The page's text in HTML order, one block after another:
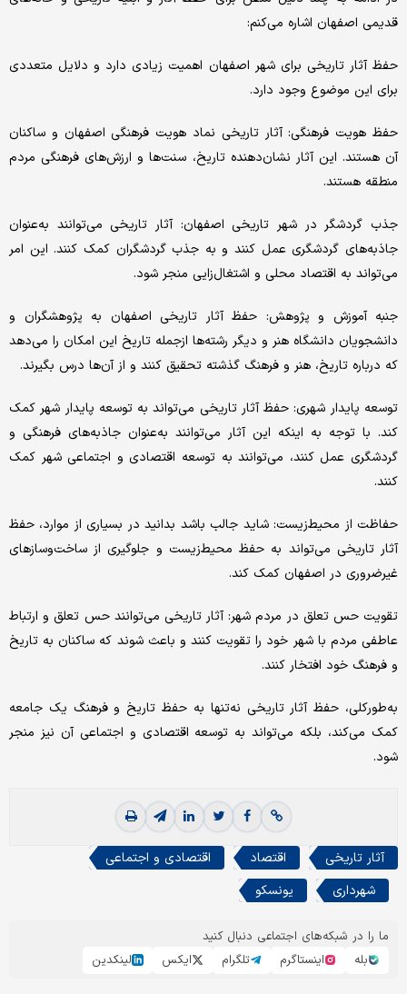
قدیمی اصفهان اشاره می‌کنم:
حفظ آثار تاریخی برای شهر اصفهان اهمیت زیادی دارد و دلایل متعددی
برای این موضوع وجود دارد.
حفظ هویت فرهنگی: آثار تاریخی نماد هویت فرهنگی اصفهان و ساکنان
آن هستند. این آثار نشان‌دهنده تاریخ، سنت‌ها و ارزش‌های فرهنگی مردم
منطقه هستند.
جذب گردشگر در شهر تاریخی اصفهان: آثار تاریخی می‌توانند به‌عنوان
جاذبه‌های گردشگری عمل کنند و به جذب گردشگران کمک کنند. این امر
می‌تواند به اقتصاد محلی و اشتغال‌زایی منجر شود.
جنبه آموزش و پژوهش: حفظ آثار تاریخی اصفهان به پژوهشگران و
دانشجویان دانشگاه هنر و دیگر رشته‌ها ازجمله تاریخ این امکان را می‌دهد
که درباره تاریخ، هنر و فرهنگ گذشته تحقیق کنند و از آن‌ها درس بگیرند.
توسعه پایدار شهری: حفظ آثار تاریخی می‌تواند به توسعه پایدار شهر کمک
کند. با توجه به اینکه این آثار می‌توانند به‌عنوان جاذبه‌های فرهنگی و
گردشگری عمل کنند، می‌توانند به توسعه اقتصادی و اجتماعی شهر کمک
کنند.
حفاظت از محیط‌زیست: شاید جالب باشد بدانید در بسیاری از موارد، حفظ
آثار تاریخی می‌تواند به حفظ محیط‌زیست و جلوگیری از ساخت‌وسازهای
غیرضروری در اصفهان کمک کند.
تقویت حس تعلق در مردم شهر: آثار تاریخی می‌توانند حس تعلق و ارتباط
عاطفی مردم با شهر خود را تقویت کنند و باعث شوند که ساکنان به تاریخ
و فرهنگ خود افتخار کنند.
به‌طورکلی، حفظ آثار تاریخی نه‌تنها به حفظ تاریخ و فرهنگ یک جامعه
کمک می‌کند، بلکه می‌تواند به توسعه اقتصادی و اجتماعی آن نیز منجر
شود.
آثار تاریخی اقتصاد
اقتصادی و اجتماعی
شهرداری
یونسکو
ما را در شبکه‌های اجتماعی دنبال کنید
بله
اینستاگرم تلگرام ایکس لینکدین